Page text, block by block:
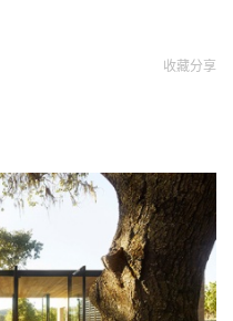
收藏分享